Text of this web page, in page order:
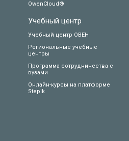
OwenCloud®
Учебный центр
Учебный центр ОВЕН
Региональные учебные
центры
Программа сотрудничества с
вузами
Онлайн-курсы на платформе
Stepik